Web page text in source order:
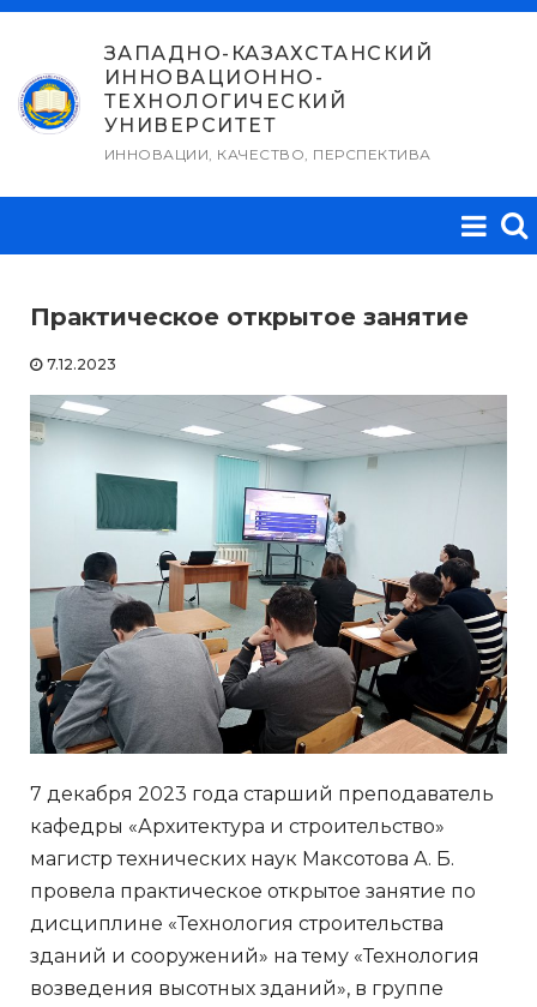
Перейти
содержимому
ЗАПАДНО-КАЗАХСТАНСКИЙ
ИННОВАЦИОННО-
ТЕХНОЛОГИЧЕСКИЙ
УНИВЕРСИТЕТ
ИННОВАЦИИ, КАЧЕСТВО, ПЕРСПЕКТИВА
Практическое открытое занятие
7.12.2023
7 декабря 2023 года старший преподаватель
кафедры «Архитектура и строительство»
магистр технических наук Максотова А. Б.
провела практическое открытое занятие по
дисциплине «Технология строительства
зданий и сооружений» на тему «Технология
возведения высотных зданий», в группе